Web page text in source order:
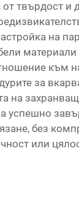
твърдост и
на
материали
към
за
на
успешно
без
или